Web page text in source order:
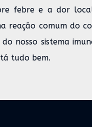
febre e a dor
reação comum do
nosso sistema
tudo bem.